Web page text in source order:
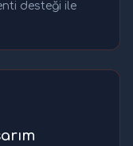
desteği ile